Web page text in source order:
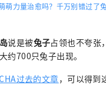
萌萌力量治愈吗？千万别错过
说是被兔子占领也不夸张
约700只兔子出现。
过去的文章，可以得到